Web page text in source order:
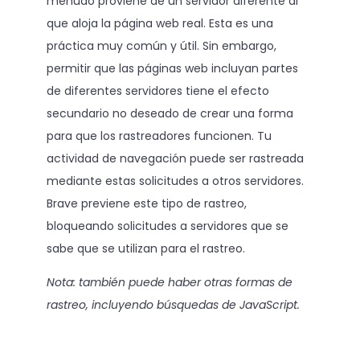
que aloja la página web real. Esta es una
práctica muy común y útil. Sin embargo,
permitir que las páginas web incluyan partes
de diferentes servidores tiene el efecto
secundario no deseado de crear una forma
para que los rastreadores funcionen. Tu
actividad de navegación puede ser rastreada
mediante estas solicitudes a otros servidores.
Brave previene este tipo de rastreo,
bloqueando solicitudes a servidores que se
sabe que se utilizan para el rastreo.
Nota: también puede haber otras formas de
rastreo, incluyendo búsquedas de JavaScript.